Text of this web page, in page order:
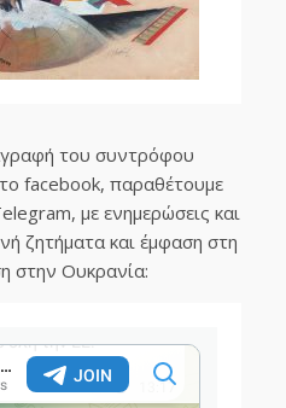
του συντρόφου
facebook, παραθέτουμε
με ενημερώσεις και
ζητήματα και έμφαση στη
στην Ουκρανία: